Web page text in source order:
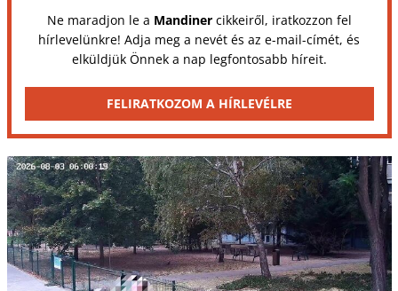
Ne maradjon le a Mandinercikkeiről, iratkozzon fel
hírlevelünkre! Adja meg a nevét és az e-mail-címét, és
elküldjük Önnek a nap legfontosabb híreit.
FELIRATKOZOM A HÍRLEVÉLRE